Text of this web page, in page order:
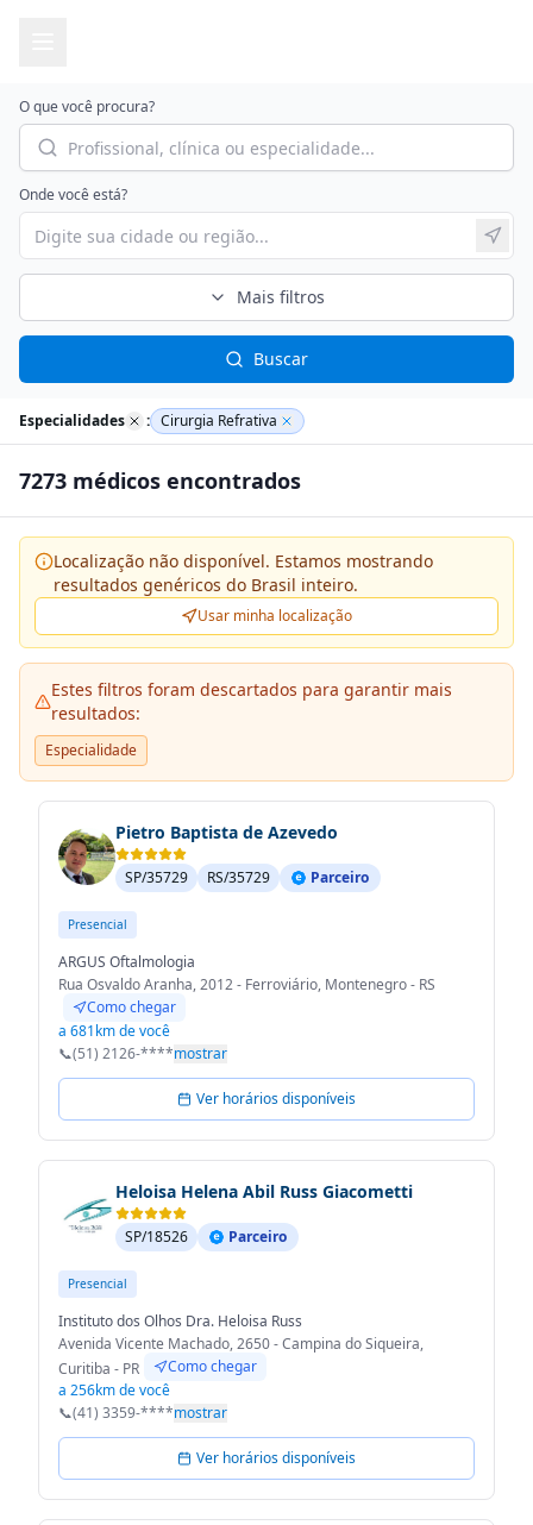
O que você procura?
Onde você está?
Mais filtros
Buscar
Especialidades : Cirurgia Refrativa
7273 médicos encontrados
Localização não disponível. Estamos mostrando
resultados genéricos do Brasil inteiro.
Usar minha localização
Estes filtros foram descartados para garantir mais
resultados:
Especialidade
Pietro Baptista de Azevedo
SP/35729 RS/35729 Parceiro
Presencial
ARGUS Oftalmologia
Rua Osvaldo Aranha, 2012 - Ferroviário, Montenegro - RS
Como chegar
a 681km de você
📞(51) 2126-****mostrar
Ver horários disponíveis
Heloisa Helena Abil Russ Giacometti
SP/18526 Parceiro
Presencial
Instituto dos Olhos Dra. Heloisa Russ
Avenida Vicente Machado, 2650 - Campina do Siqueira,
Curitiba - PR
Como chegar
a 256km de você
📞(41) 3359-****mostrar
Ver horários disponíveis